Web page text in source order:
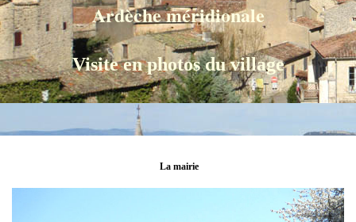
Ardèche méridionale
Visite en photos du village
La mairie